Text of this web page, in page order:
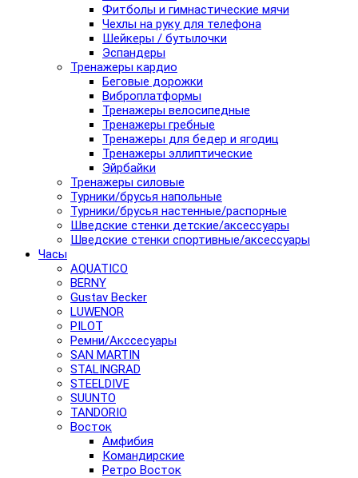
Фитболы и гимнастические мячи
Чехлы на руку для телефона
Шейкеры / бутылочки
Эспандеры
Тренажеры кардио
Беговые дорожки
Виброплатформы
Тренажеры велосипедные
Тренажеры гребные
Тренажеры для бедер и ягодиц
Тренажеры эллиптические
Эйрбайки
Тренажеры силовые
Турники/брусья напольные
Турники/брусья настенные/распорные
Шведские стенки детские/аксессуары
Шведские стенки спортивные/аксессуары
Часы
AQUATICO
BERNY
Gustav Becker
LUWENOR
PILOT
Pемни/Акссесуары
SAN MARTIN
STALINGRAD
STEELDIVE
SUUNTO
TANDORIO
Восток
Амфибия
Командирские
Ретро Восток